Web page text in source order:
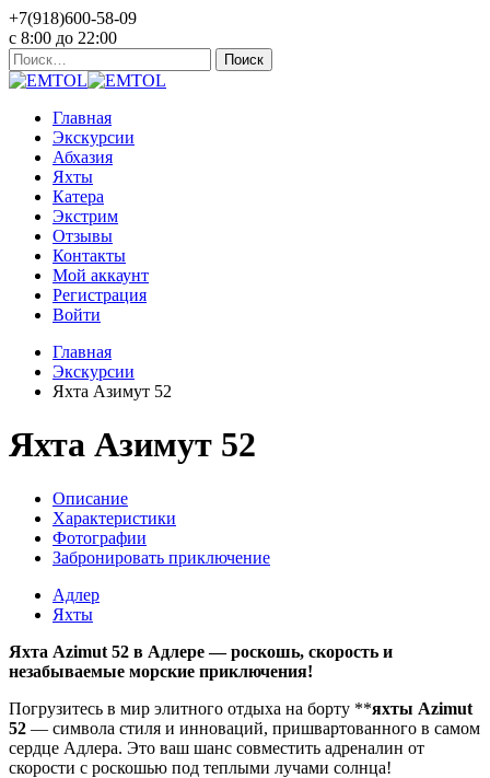
+7(918)600-58-09
c 8:00 до 22:00
Найти:
Главная
Экскурсии
Абхазия
Яхты
Катера
Экстрим
Отзывы
Контакты
Мой аккаунт
Регистрация
Войти
Главная
Экскурсии
Яхта Азимут 52
Яхта Азимут 52
Описание
Характеристики
Фотографии
Забронировать приключение
Адлер
Яхты
Яхта Azimut 52 в Адлере — роскошь, скорость и
незабываемые морские приключения!
Погрузитесь в мир элитного отдыха на борту **яхты Azimut
52 — символа стиля и инноваций, пришвартованного в самом
сердце Адлера. Это ваш шанс совместить адреналин от
скорости с роскошью под теплыми лучами солнца!